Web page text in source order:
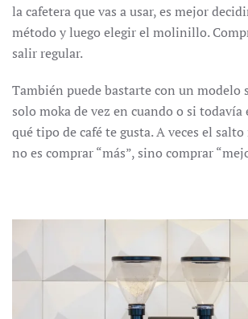
la cafetera que vas a usar, es mejor
método y luego elegir el molinillo.
salir regular.
También puede bastarte con un modelo
solo moka de vez en cuando o si todavía
qué tipo de café te gusta. A veces el
no es comprar “más”, sino comprar